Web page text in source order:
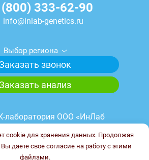
333-62-90
info@inlab-genetics.ru
Выбор региона
звонок
анализ
лаборатория ООО «ИнЛаб
от 23.03.2023 г. ИНН
cookie для хранения данных. Продолжая
даете свое согласие на работу с этими
файлами.